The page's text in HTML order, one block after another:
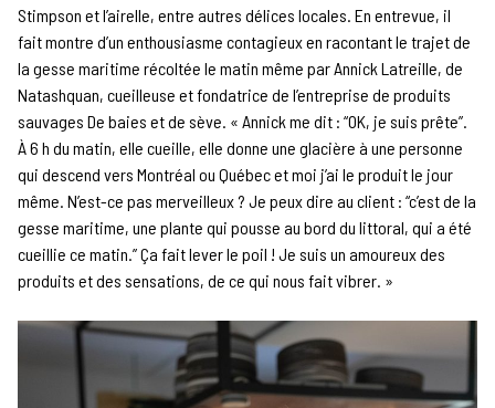
Stimpson et l’airelle, entre autres délices locales. En entrevue, il
fait montre d’un enthousiasme contagieux en racontant le trajet de
la gesse maritime récoltée le matin même par Annick Latreille, de
Natashquan, cueilleuse et fondatrice de l’entreprise de produits
sauvages De baies et de sève. « Annick me dit : “OK, je suis prête”.
À 6 h du matin, elle cueille, elle donne une glacière à une personne
qui descend vers Montréal ou Québec et moi j’ai le produit le jour
même. N’est-ce pas merveilleux ? Je peux dire au client : “c’est de la
gesse maritime, une plante qui pousse au bord du littoral, qui a été
cueillie ce matin.” Ça fait lever le poil ! Je suis un amoureux des
produits et des sensations, de ce qui nous fait vibrer. »